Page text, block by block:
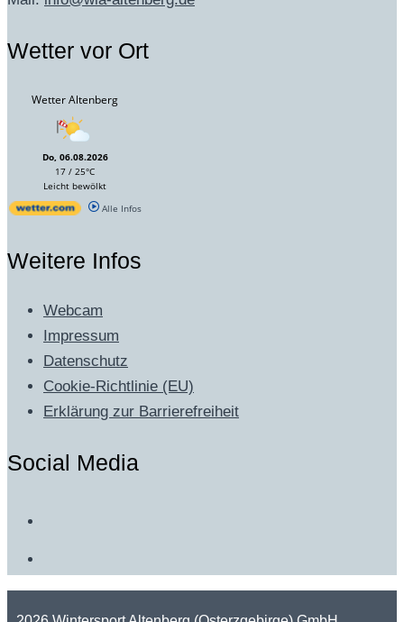
Wetter vor Ort
Wetter Altenberg
Do, 06.08.2026
17 / 25°C
Leicht bewölkt
Alle Infos
Weitere Infos
Webcam
Impressum
Datenschutz
Cookie-Richtlinie (EU)
Erklärung zur Barrierefreiheit
Social Media